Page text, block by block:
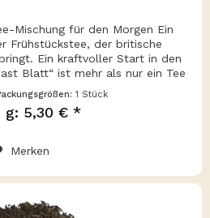
Mischung für den Morgen Ein
Frühstückstee, der britische
Ein kraftvoller Start in den
Blatt“ ist mehr als nur ein Tee
1 Stück
g: 5,30 € *
Merken